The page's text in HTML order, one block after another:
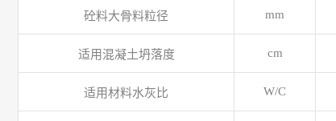
砼料大骨料粒径 mm
适用混凝土坍落度 cm
适用材料水灰比 W/C